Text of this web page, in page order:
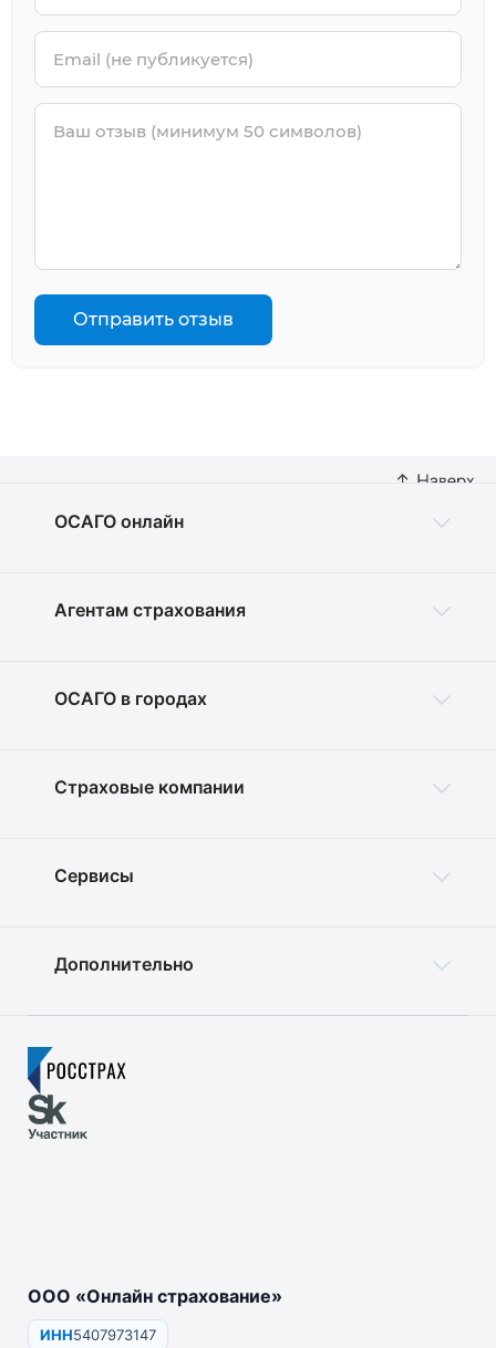
Отправить отзыв
ОСАГО онлайн
Агентам страхования
ОСАГО в городах
Страховые компании
Сервисы
Дополнительно
ООО «Онлайн страхование»
ИНН5407973147